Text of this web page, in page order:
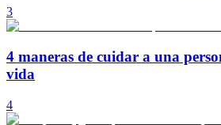
3
4 maneras de cuidar a una
vida
4